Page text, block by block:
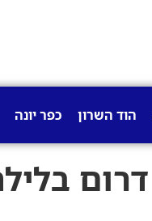
הוד השרון כפר יונה
תיערכו מראש: